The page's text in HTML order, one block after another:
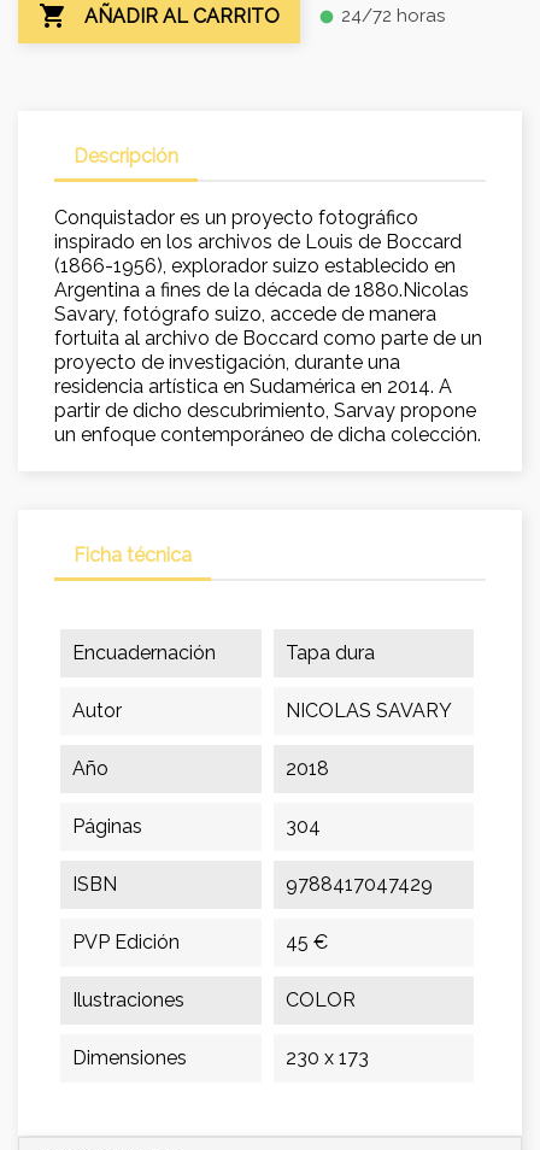
 AÑADIR AL CARRITO fiber_manual_record 24/72 horas
Descripción
Conquistador es un proyecto fotográfico
inspirado en los archivos de Louis de Boccard
(1866-1956), explorador suizo establecido en
Argentina a fines de la década de 1880.Nicolas
Savary, fotógrafo suizo, accede de manera
fortuita al archivo de Boccard como parte de un
proyecto de investigación, durante una
residencia artística en Sudamérica en 2014. A
partir de dicho descubrimiento, Sarvay propone
un enfoque contemporáneo de dicha colección.
Ficha técnica
Encuadernación Tapa dura
Autor NICOLAS SAVARY
Año 2018
Páginas 304
ISBN 9788417047429
PVP Edición 45 €
Ilustraciones COLOR
Dimensiones 230 x 173